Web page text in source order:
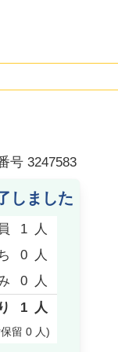
号 3247583
しました
1
人
0
人
0
人
1 人
保留0 人)